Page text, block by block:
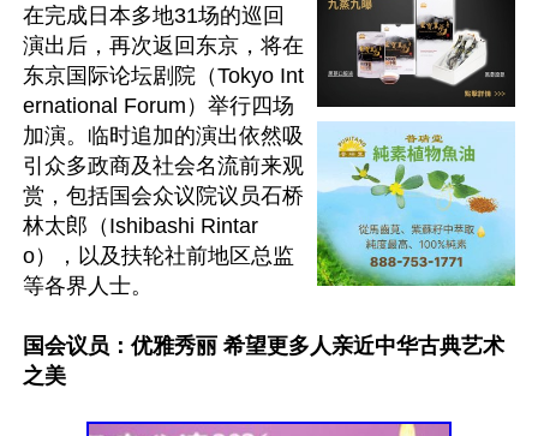
在完成日本多地31场的巡回
演出后，再次返回东京，将在
东京国际论坛剧院（Tokyo Int
ernational Forum）举行四场
加演。临时追加的演出依然吸
引众多政商及社会名流前来观
赏，包括国会众议院议员石桥
林太郎（Ishibashi Rintar
o），以及扶轮社前地区总监
等各界人士。
国会议员：优雅秀丽 希望更多人亲近中华古典艺术
之美